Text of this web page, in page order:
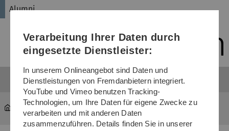
Direkt
Direkt
Direkt
(Sprache,
Drucken,
Media)
Direkt
Direkt
Alumni
Universität ...
Verarbeitung Ihrer Daten durch
eingesetzte Dienstleister:
In unserem Onlineangebot sind Daten und
Dienstleistungen von Fremdanbietern integriert.
YouTube und Vimeo benutzen Tracking-
Technologien, um Ihre Daten für eigene Zwecke zu
verarbeiten und mit anderen Daten
zusammenzuführen. Details finden Sie in unserer